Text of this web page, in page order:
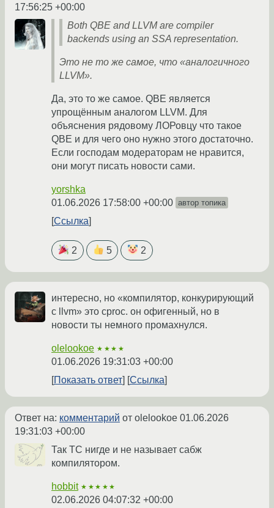
17:56:25 +00:00
Both QBE and LLVM are compiler
backends using an SSA representation.
Это не то же самое, что «аналогичного
LLVM».
Да, это то же самое. QBE является
упрощённым аналогом LLVM. Для
объяснения рядовому ЛОРовцу что такое
QBE и для чего оно нужно этого достаточно.
Если господам модераторам не нравится,
они могут писать новости сами.
yorshka
01.06.2026 17:58:00 +00:00 автор топика
Ссылка
2 5 2
интересно, но «компилятор, конкурирующий
с llvm» это cproc. он офигенный, но в
новости ты немного промахнулся.
olelookoe ★★★★
01.06.2026 19:31:03 +00:00
Показать ответ
Ссылка
Ответ на: комментарий от olelookoe 01.06.2026
19:31:03 +00:00
Так ТС нигде и не называет сабж
компилятором.
hobbit ★★★★★
02.06.2026 04:07:32 +00:00